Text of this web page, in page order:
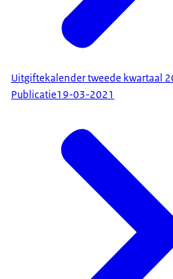
Uitgiftekalender tweede kwartaal
Publicatie19-03-2021